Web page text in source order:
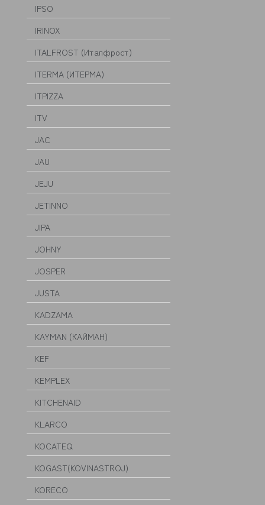
IPSO
IRINOX
ITALFROST (Италфрост)
ITERMA (ИТЕРМА)
ITPIZZA
ITV
JAC
JAU
JEJU
JETINNO
JIPA
JOHNY
JOSPER
JUSTA
KADZAMA
KAYMAN (КАЙМАН)
KEF
KEMPLEX
KITCHENAID
KLARCO
KOCATEQ
KOGAST(KOVINASTROJ)
KORECO